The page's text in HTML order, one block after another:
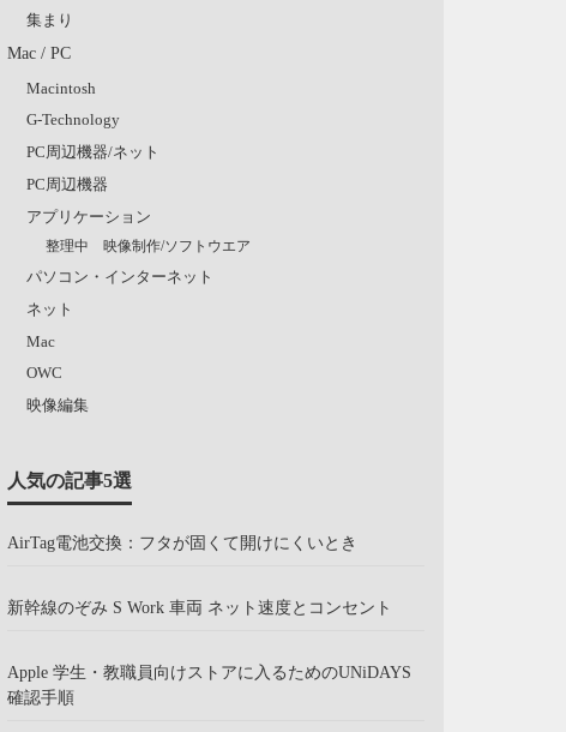
集まり
Mac / PC
Macintosh
G-Technology
PC周辺機器/ネット
PC周辺機器
アプリケーション
整理中 映像制作/ソフトウエア
パソコン・インターネット
ネット
Mac
OWC
映像編集
人気の記事5選
AirTag電池交換：フタが固くて開けにくいとき
新幹線のぞみ S Work 車両 ネット速度とコンセント
Apple 学生・教職員向けストアに入るためのUNiDAYS
確認手順